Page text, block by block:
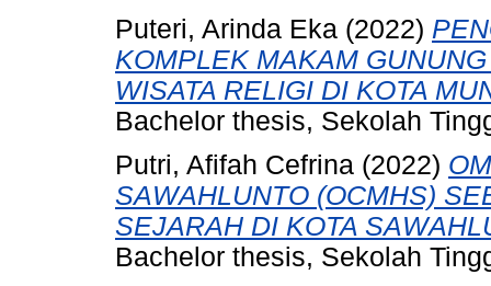
Puteri, Arinda Eka (2022)
KOMPLEK MAKAM
WISATA RELIGI DI KOTA
Bachelor thesis, Sekolah
Putri, Afifah Cefrina (2022)
SAWAHLUNTO (OCMHS)
SEJARAH DI KOTA
Bachelor thesis, Sekolah